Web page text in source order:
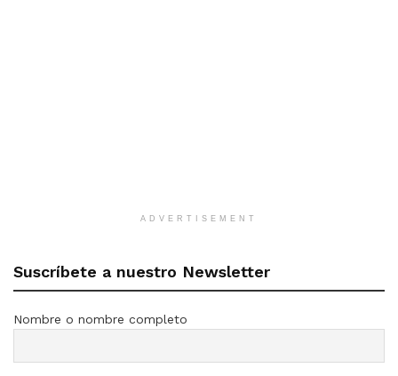
ADVERTISEMENT
Suscríbete a nuestro Newsletter
Nombre o nombre completo